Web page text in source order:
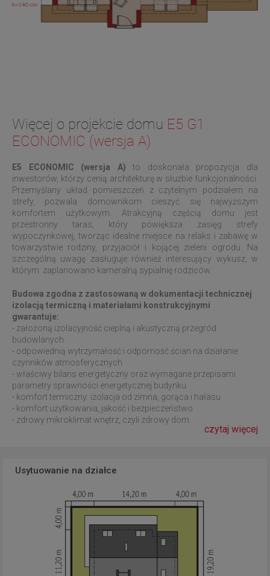
Więcej o projekcie domu E5 G1
ECONOMIC (wersja A)
E5 ECONOMIC (wersja A) to doskonała propozycja dla
inwestorów, którzy cenią architekturę w służbie funkcjonalności.
Przemyślany układ pomieszczeń z czytelnym podziałem na
strefy, pozwala domownikom cieszyć się najwyższym
komfortem użytkowym. Atrakcyjną częścią domu jest
przestronny taras, który powiększa zasięg strefy
wypoczynkowej, tworząc idealne miejsce na relaks i zabawę w
towarzystwie rodziny, przyjaciół i kojącej zieleni ogrodu. Na
szczególną uwagę zasługuje również interesujący wykusz, w
którym zaplanowano kameralną sypialnię rodziców.
Budowa zgodna z zastosowaną w dokumentacji technicznej
izolacją termiczną i materiałami konstrukcyjnymi
gwarantuje:
- założoną izolacyjność cieplną i akustyczną przegród
budowlanych
- odpowiednią wytrzymałość i odporność ścian na działanie
czynników atmosferycznych
- właściwy bilans energetyczny oraz wymagane przepisami
parametry sprawności energetycznej budynku
- komfort termiczny: izolacja od zimna, gorąca i hałasu
- komfort użytkowania, jakość i bezpieczeństwo
- zdrowy mikroklimat wnętrz, czyli zdrowy dom
czytaj więcej
Usytuowanie na działce